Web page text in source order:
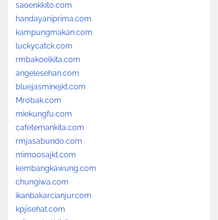
saoenkkito.com
handayaniprima.com
kampungmakan.com
luckycatck.com
rmbakoelkita.com
angelesehan.com
bluejasminejkt.com
Mrobak.com
miekungfu.com
cafetemankita.com
rmjasabundo.com
mimoosajkt.com
kembangkawung.com
chungiwa.com
ikanbakarcianjur.com
kpjisehat.com